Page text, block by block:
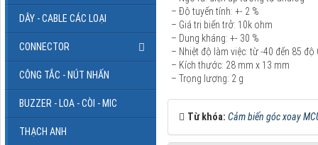
– Độ tuyến tính: +- 2 %
– Giá trị biến trở: 10k ohm
– Dung kháng: +- 30 %
– Nhiệt độ làm việc: từ -40 đến 85 độ
– Kích thước: 28 mm x 13 mm
– Trọng lượng: 2 g
Từ khóa: Cảm biến góc xoay
DÂY - CABLE CÁC LOẠI
CONNECTOR
CÔNG TẮC - NÚT NHẤN
BUZZER - LOA - CÒI - MIC
THẠCH ANH